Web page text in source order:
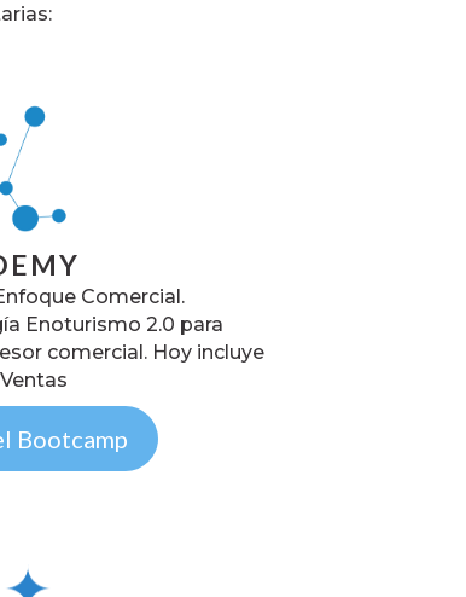
Comercial.
Enoturismo 2.0 para
comercial. Hoy incluye
Bootcamp